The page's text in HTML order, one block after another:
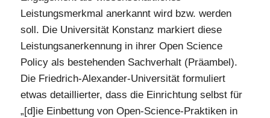
Leistungsmerkmal anerkannt wird bzw. werden
soll. Die Universität Konstanz markiert diese
Leistungsanerkennung in ihrer Open Science
Policy als bestehenden Sachverhalt (Präambel).
Die Friedrich-Alexander-Universität formuliert
etwas detaillierter, dass die Einrichtung selbst für
„[d]ie Einbettung von Open-Science-Praktiken in